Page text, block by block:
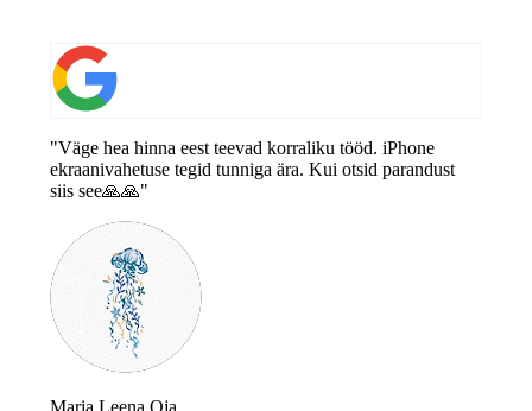
"Väge hea hinna eest teevad korraliku tööd. iPhone
ekraanivahetuse tegid tunniga ära. Kui otsid parandust
siis see🙏🙏"